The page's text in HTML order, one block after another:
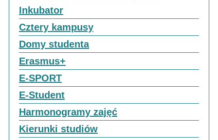
Inkubator
Cztery kampusy
Domy studenta
Erasmus+
E-SPORT
E-Student
Harmonogramy zajęć
Kierunki studiów